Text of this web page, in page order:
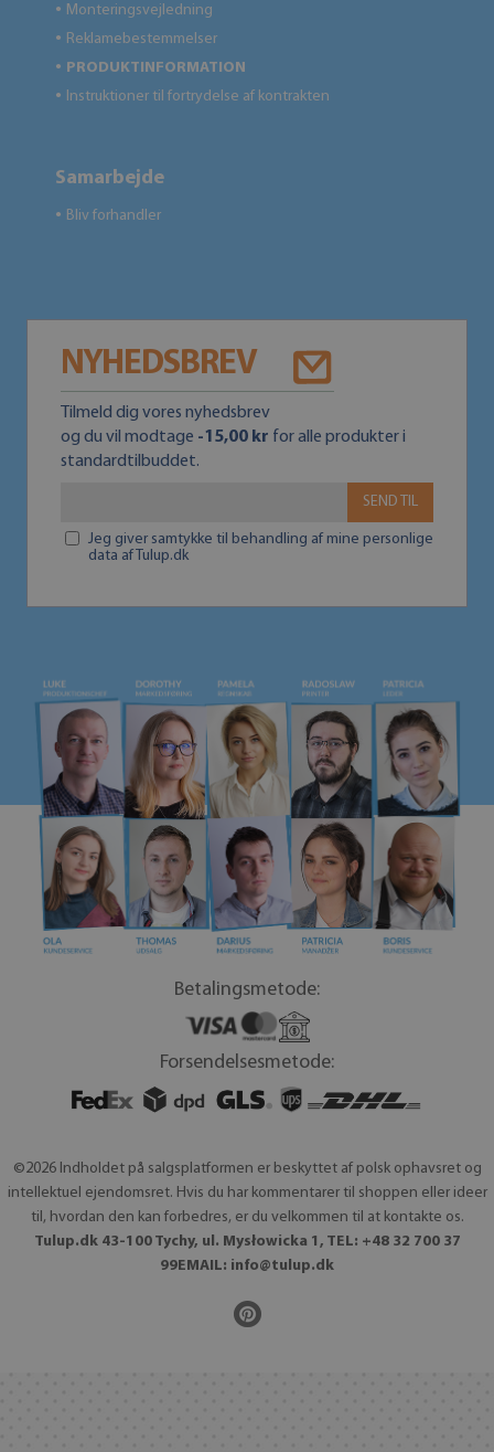
● Monteringsvejledning
● Reklamebestemmelser
● PRODUKTINFORMATION
● Instruktioner til fortrydelse af kontrakten
Samarbejde
● Bliv forhandler
NYHEDSBREV
Tilmeld dig vores nyhedsbrev
og du vil modtage -15,00 kr for alle produkter i
standardtilbuddet.
SEND TIL
Jeg giver samtykke til behandling af mine personlige
data af Tulup.dk
Betalingsmetode:
Forsendelsesmetode:
©2026 Indholdet på salgsplatformen er beskyttet af polsk ophavsret og
intellektuel ejendomsret. Hvis du har kommentarer til shoppen eller ideer
til, hvordan den kan forbedres, er du velkommen til at kontakte os.
Tulup.dk 43-100 Tychy, ul. Mysłowicka 1, TEL: +48 32 700 37
99EMAIL: info@tulup.dk